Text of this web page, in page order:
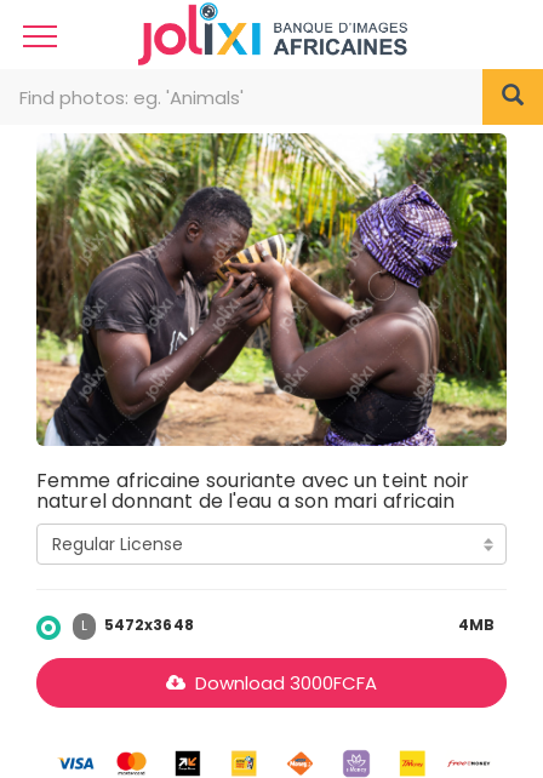
Femme africaine souriante avec un teint noir
naturel donnant de l'eau a son mari africain
L 5472x3648 4MB
Download 3000FCFA